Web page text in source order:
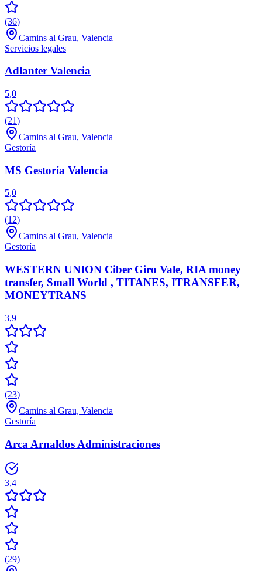
(36)
Camins al Grau, Valencia
Servicios legales
Adlanter Valencia
5,0
(21)
Camins al Grau, Valencia
Gestoría
MS Gestoría Valencia
5,0
(12)
Camins al Grau, Valencia
Gestoría
WESTERN UNION Ciber Giro Vale, RIA money
transfer, Small World , TITANES, ITRANSFER,
MONEYTRANS
3,9
(23)
Camins al Grau, Valencia
Gestoría
Arca Arnaldos Administraciones
3,4
(29)